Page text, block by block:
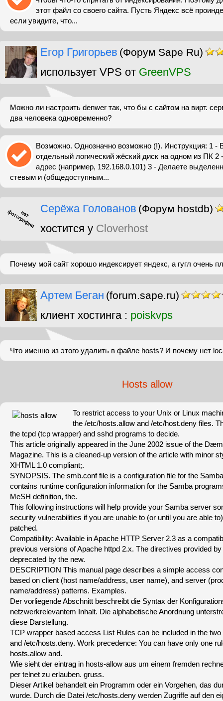
этот файл со своего сайта. Пусть Яндекс всё
если увидите, что...
Егор Григорьев (Форум Sape Ru)
использует VPS от GreenVPS
Можно ли настроить denwer так, что бы с сайтом на вирт.
два человека одновременно?
Возможно. Однозначно возможно (!). Инструкция: 1 -
отдельный логический жёский диск на одном из ПК 2
адрес (например, 192.168.0.101) 3 - Делаете
стевым и (общедоступным...
Серёжа Голованов (Форум hostdb)
хостится у Cloverhost
Почему мой сайт хорошо индексирует яндекс, а гугл очень
Артем Беган (forum.sape.ru)
клиент хостинга : poiskvps
Что именно из этого удалить в файле hosts? И почему нет
Hosts allow
To restrict access to your Unix or Linux
the /etc/hosts.allow and /etc/host.deny files.
the tcpd (tcp wrapper) and sshd programs to decide.
This article originally appeared in the June 2002 issue of the
Magazine. This is a cleaned-up version of the article with minor
XHTML 1.0 compliant;.
SYNOPSIS. The smb.conf file is a configuration file for the
contains runtime configuration information for the Samba
MeSH definition, the.
This following instructions will help provide your Samba server
security vulnerabilities if you are unable to (or until you are able
patched.
Compatibility: Available in Apache HTTP Server 2.3 as a
previous versions of Apache httpd 2.x. The directives provided
deprecated by the new.
DESCRIPTION This manual page describes a simple access
based on client (host name/address, user name), and server
name/address) patterns. Examples.
Der vorliegende Abschnitt beschreibt die Syntax der
netzwerkrelevantem Inhalt. Die alphabetische Anordnung
diese Darstellung.
TCP wrapper based access List Rules can be included in the
and /etc/hosts.deny. Work precedence: You can have only one
hosts.allow and.
Wie sieht der eintrag in hosts-allow aus um einem fremden
per telnet zu erlauben. gruss.
Dieser Artikel behandelt ein Programm oder ein Vorgehen, das
wurde. Durch die Datei /etc/hosts.deny werden Zugriffe auf den